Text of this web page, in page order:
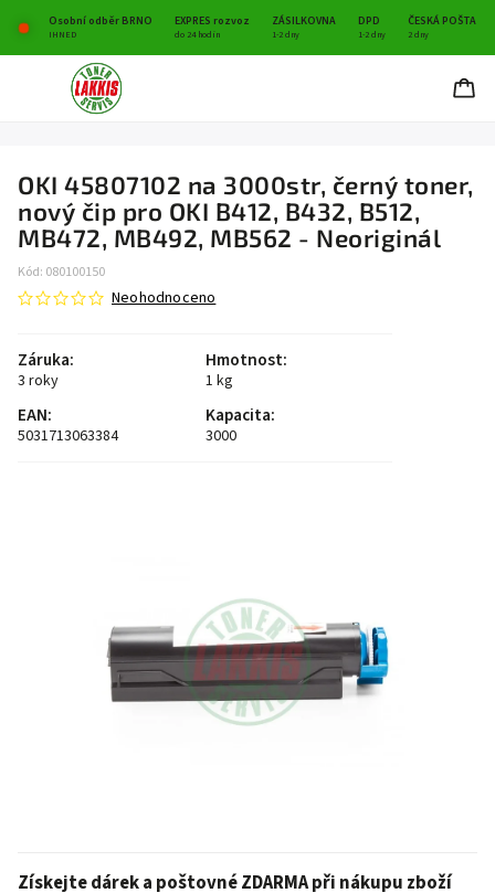
Osobní odběr BRNO EXPRES rozvoz ZÁSILKOVNA DPD ČESKÁ POŠTA
IHNED do 24 hodin 1-2 dny 1-2 dny 2 dny
OKI 45807102 na 3000str, černý toner,
nový čip pro OKI B412, B432, B512,
MB472, MB492, MB562 - Neoriginál
Kód: 080100150
Neohodnoceno
Záruka:
3 roky
Hmotnost:
1 kg
EAN:
5031713063384
Kapacita:
3000
Získejte dárek a poštovné ZDARMA při nákupu zboží